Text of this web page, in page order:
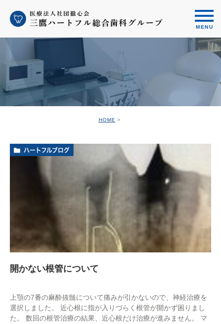
HOME
ハートフルブログ
開かない根管について
上顎の7番の麻酔抜髄について痛みが引かないので、神経治療を
選択しました。 近心根に指が入りづらく根管が開かず困りまし
た。 数回の根管治療の結果、近心根だけ治療が進みません。 マ